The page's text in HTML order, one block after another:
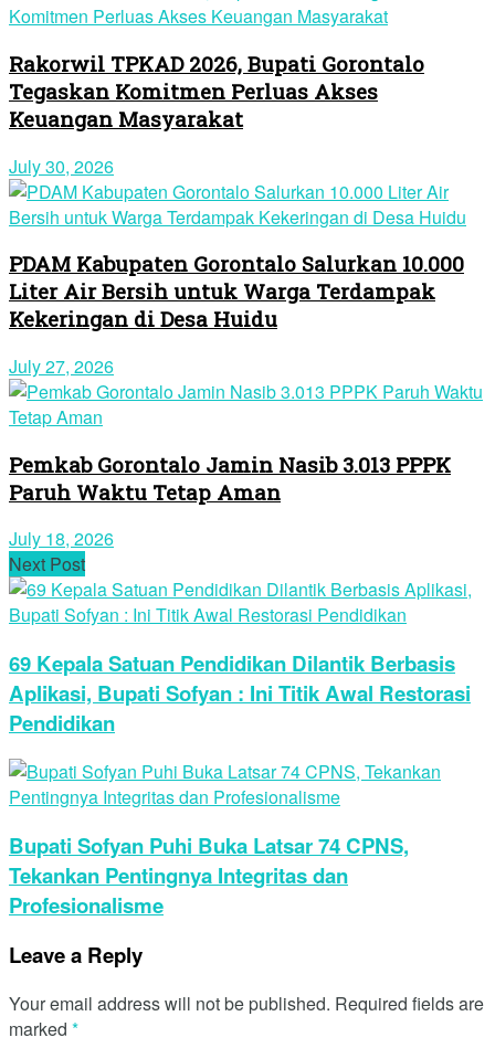
Rakorwil TPKAD 2026, Bupati Gorontalo
Tegaskan Komitmen Perluas Akses
Keuangan Masyarakat
July 30, 2026
PDAM Kabupaten Gorontalo Salurkan 10.000
Liter Air Bersih untuk Warga Terdampak
Kekeringan di Desa Huidu
July 27, 2026
Pemkab Gorontalo Jamin Nasib 3.013 PPPK
Paruh Waktu Tetap Aman
July 18, 2026
Next Post
69 Kepala Satuan Pendidikan Dilantik Berbasis
Aplikasi, Bupati Sofyan : Ini Titik Awal Restorasi
Pendidikan
Bupati Sofyan Puhi Buka Latsar 74 CPNS,
Tekankan Pentingnya Integritas dan
Profesionalisme
Leave a Reply
Your email address will not be published. Required fields are
marked *